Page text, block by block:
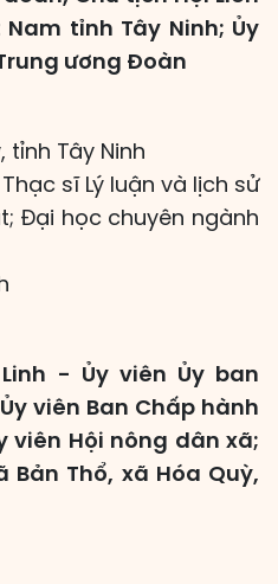
tỉnh Tây Ninh; Ủy
ương Đoàn
tỉnh Tây Ninh
sĩ Lý luận và lịch sử
Đại học chuyên ngành
Linh - Ủy viên Ủy ban
viên Ban Chấp hành
viên Hội nông dân xã;
Thổ, xã Hóa Quỳ,